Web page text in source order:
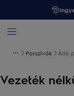
Porszívók Álló
Vezeték